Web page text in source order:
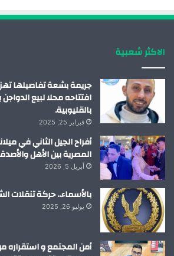
م
الاكثر شعبية
جريمة بشعة تفاصيلها
افتتاحه محلا لبيع
بالقليوبية.
فبراير 25, 2025
أفراح الجيل الثاني في
المصرية بين الأهل
أبريل 5, 2026
بالأسماء.. حركة تنقلات
يوليو 26, 2025
أمن المجتمع و استقراره